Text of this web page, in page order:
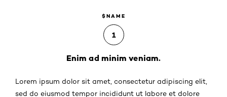
$NAME
1
Enim ad minim veniam.
Lorem ipsum dolor sit amet, consectetur adipiscing elit,
sed do eiusmod tempor incididunt ut labore et dolore